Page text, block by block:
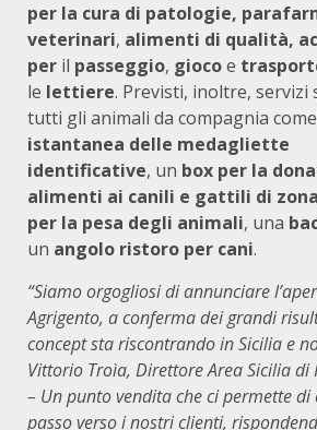
per la cura di patologie,
veterinari, alimenti di qualità,
per il passeggio, giocoe
le lettiere. Previsti, inoltre, servizi
tutti gli animali da compagnia come
istantanea delle medagliette
identificative, un box per la
alimenti ai canili e gattili di
per la pesa degli animali, una
un angolo ristoro per cani.
“Siamo orgogliosi di annunciare
Agrigento, a conferma dei grandi
concept sta riscontrando in Sicilia e
Vittorio Troìa, Direttore Area Sicilia di
– Un punto vendita che ci permette
passo verso i nostri clienti,